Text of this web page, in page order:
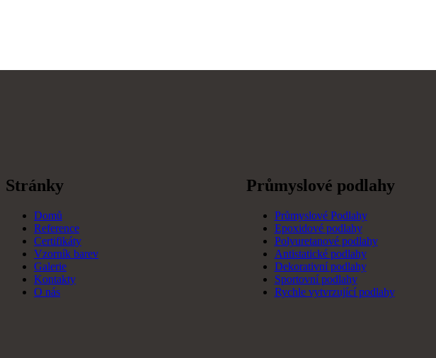
Stránky
Domů
Reference
Certifikáty
Vzorník barev
Galerie
Kontakty
O nás
Průmyslové podlahy
Průmyslové Podlahy
Epoxidové podlahy
Polyuretanové podlahy
Antistatické podlahy
Dekorativní podlahy
Sportovní podlahy
Rychle vytvrzující podlahy